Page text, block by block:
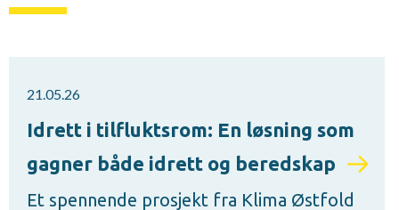
21.05.26
Idrett i tilfluktsrom: En løsning som
gagner både idrett og beredskap
Et spennende prosjekt fra Klima Østfold